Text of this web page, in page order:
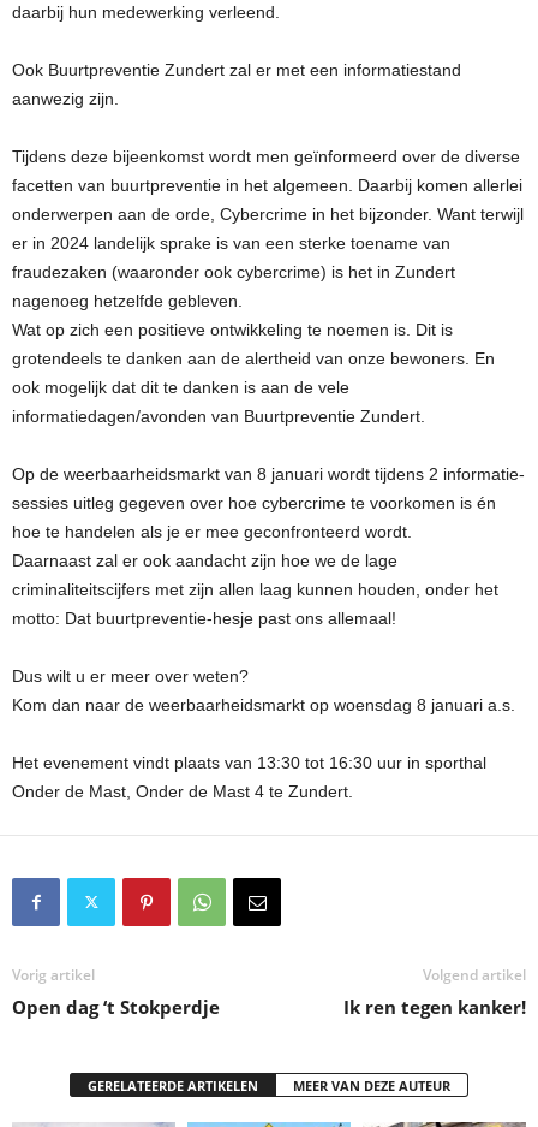
daarbij hun medewerking verleend.
Ook Buurtpreventie Zundert zal er met een informatiestand
aanwezig zijn.
Tijdens deze bijeenkomst wordt men geïnformeerd over de diverse
facetten van buurtpreventie in het algemeen. Daarbij komen allerlei
onderwerpen aan de orde, Cybercrime in het bijzonder. Want terwijl
er in 2024 landelijk sprake is van een sterke toename van
fraudezaken (waaronder ook cybercrime) is het in Zundert
nagenoeg hetzelfde gebleven.
Wat op zich een positieve ontwikkeling te noemen is. Dit is
grotendeels te danken aan de alertheid van onze bewoners. En
ook mogelijk dat dit te danken is aan de vele
informatiedagen/avonden van Buurtpreventie Zundert.
Op de weerbaarheidsmarkt van 8 januari wordt tijdens 2 informatie-
sessies uitleg gegeven over hoe cybercrime te voorkomen is én
hoe te handelen als je er mee geconfronteerd wordt.
Daarnaast zal er ook aandacht zijn hoe we de lage
criminaliteitscijfers met zijn allen laag kunnen houden, onder het
motto: Dat buurtpreventie-hesje past ons allemaal!
Dus wilt u er meer over weten?
Kom dan naar de weerbaarheidsmarkt op woensdag 8 januari a.s.
Het evenement vindt plaats van 13:30 tot 16:30 uur in sporthal
Onder de Mast, Onder de Mast 4 te Zundert.
Vorig artikel
Open dag ‘t Stokperdje
Volgend artikel
Ik ren tegen kanker!
GERELATEERDE ARTIKELEN MEER VAN DEZE AUTEUR